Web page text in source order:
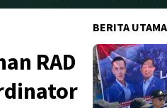
RAD
BERITA UTAMA